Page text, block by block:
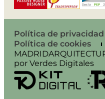
Política de privacidad
Política de cookies
por Verdes Digitales